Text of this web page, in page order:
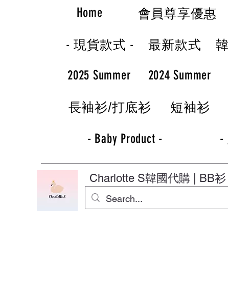
Home 會員尊享優惠
- 現貨款式 - 最新款式
2025 Summer 2024 Summer
長袖衫/打底衫 短袖衫
- Baby Product - -
Charlotte S韓國代購 | BB衫